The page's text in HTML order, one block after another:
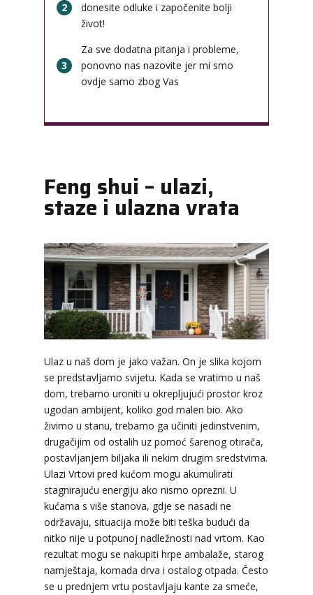
2
donesite odluke i započenite bolji
život!
3
Za sve dodatna pitanja i probleme,
ponovno nas nazovite jer mi smo
ovdje samo zbog Vas
Feng shui – ulazi,
staze i ulazna vrata
Ulaz u naš dom je jako važan. On je slika kojom
se predstavljamo svijetu. Kada se vratimo u naš
dom, trebamo uroniti u okrepljujući prostor kroz
ugodan ambijent, koliko god malen bio. Ako
živimo u stanu, trebamo ga učiniti jedinstvenim,
drugačijim od ostalih uz pomoć šarenog otirača,
postavljanjem biljaka ili nekim drugim sredstvima.
Ulazi Vrtovi pred kućom mogu akumulirati
stagnirajuću energiju ako nismo oprezni. U
kućama s više stanova, gdje se nasadi ne
održavaju, situacija može biti teška budući da
nitko nije u potpunoj nadležnosti nad vrtom. Kao
rezultat mogu se nakupiti hrpe ambalaže, starog
namještaja, komada drva i ostalog otpada. Često
se u prednjem vrtu postavljaju kante za smeće,